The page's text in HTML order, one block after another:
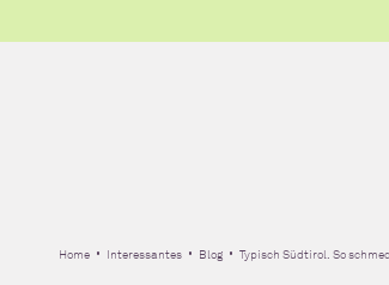
Home Interessantes Blog Typisch Südtirol. So